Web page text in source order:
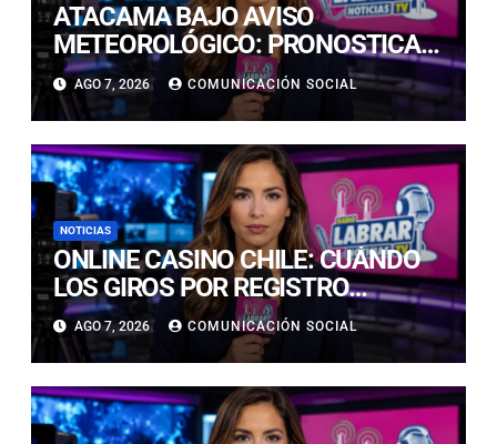
ATACAMA BAJO AVISO
METEOROLÓGICO: PRONOSTICAN
LLUVIAS E ISOTERMA CERO ALTA
EN PRECORDILLERA Y
CORDILLERA
AGO 7, 2026 COMUNICACIÓN SOCIAL
NOTICIAS
ONLINE CASINO CHILE: CUÁNDO
LOS GIROS POR REGISTRO
REALMENTE SIRVEN
AGO 7, 2026 COMUNICACIÓN SOCIAL